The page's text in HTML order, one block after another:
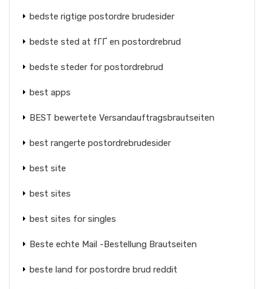
bedste rigtige postordre brudesider
bedste sted at fГҐ en postordrebrud
bedste steder for postordrebrud
best apps
BEST bewertete Versandauftragsbrautseiten
best rangerte postordrebrudesider
best site
best sites
best sites for singles
Beste echte Mail -Bestellung Brautseiten
beste land for postordre brud reddit